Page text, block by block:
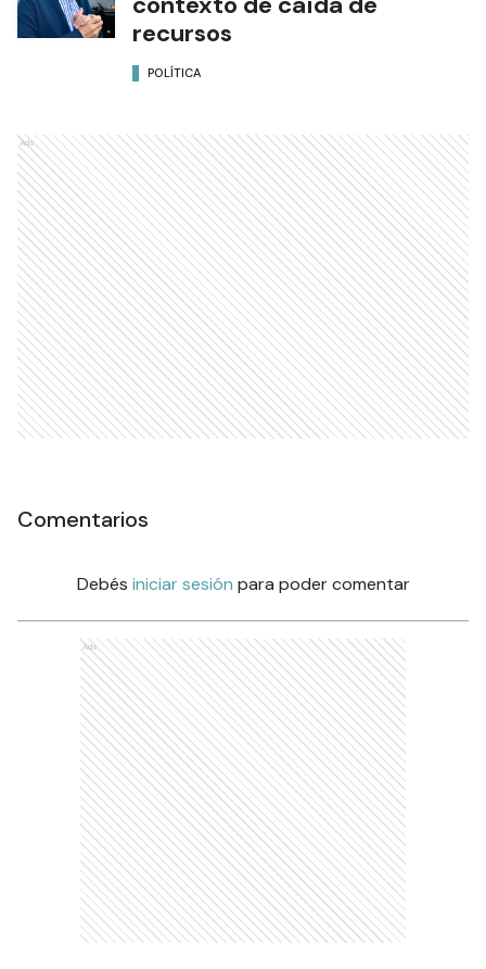
recursos
POLÍTICA
Ads
Comentarios
Debés iniciar sesión para poder comentar
Ads